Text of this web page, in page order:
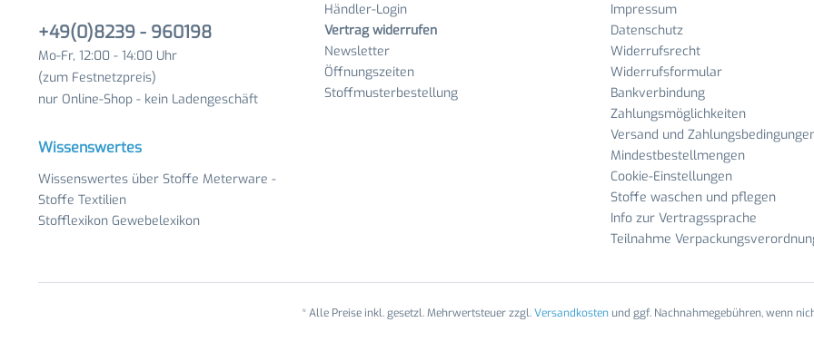
+49(0)8239 - 960198
Mo-Fr, 12:00 - 14:00 Uhr
(zum Festnetzpreis)
nur Online-Shop - kein Ladengeschäft
Wissenswertes
Wissenswertes über Stoffe Meterware -
Stoffe Textilien
Stofflexikon Gewebelexikon
Händler-Login
Vertrag widerrufen
Newsletter
Öffnungszeiten
Stoffmusterbestellung
Impressum
Datenschutz
Widerrufsrecht
Widerrufsformular
Bankverbindung
Zahlungsmöglichkeiten
Versand und
Mindestbestellmengen
Cookie-Einstellungen
Stoffe waschen und pflegen
Info zur Vertragssprache
Teilnahme
* Alle Preise inkl. gesetzl. Mehrwertsteuer zzgl.Versandkostenund ggf. Nachnahmegebühren, wenn